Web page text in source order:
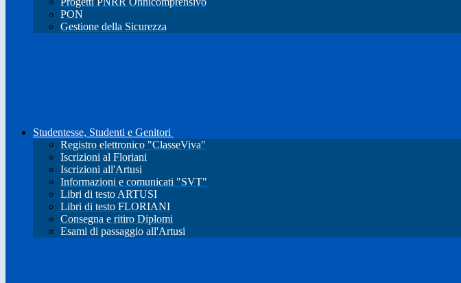
PON
Gestione della Sicurezza
Studentesse, Studenti e Genitori
Registro elettronico "ClasseViva"
Iscrizioni al Floriani
Iscrizioni all'Artusi
Informazioni e comunicati "SVT"
Libri di testo ARTUSI
Libri di testo FLORIANI
Consegna e ritiro Diplomi
Esami di passaggio all'Artusi